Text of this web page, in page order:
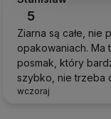
5
Ziarna są całe, nie
opakowaniach.
posmak, który
szybko, nie trzeba
wczoraj